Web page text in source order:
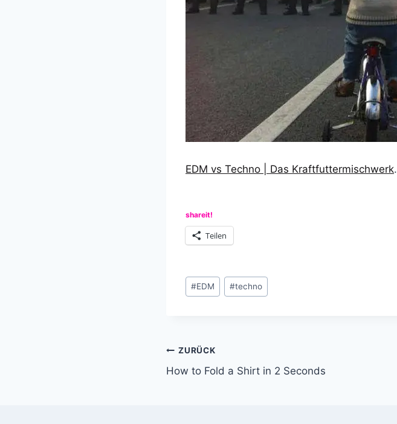
EDM vs Techno | Das Kraftfuttermischwerk.
shareit!
Teilen
Schlagworte:
#EDM #techno
Beitragsnavigation
ZURÜCK
How to Fold a Shirt in 2 Seconds